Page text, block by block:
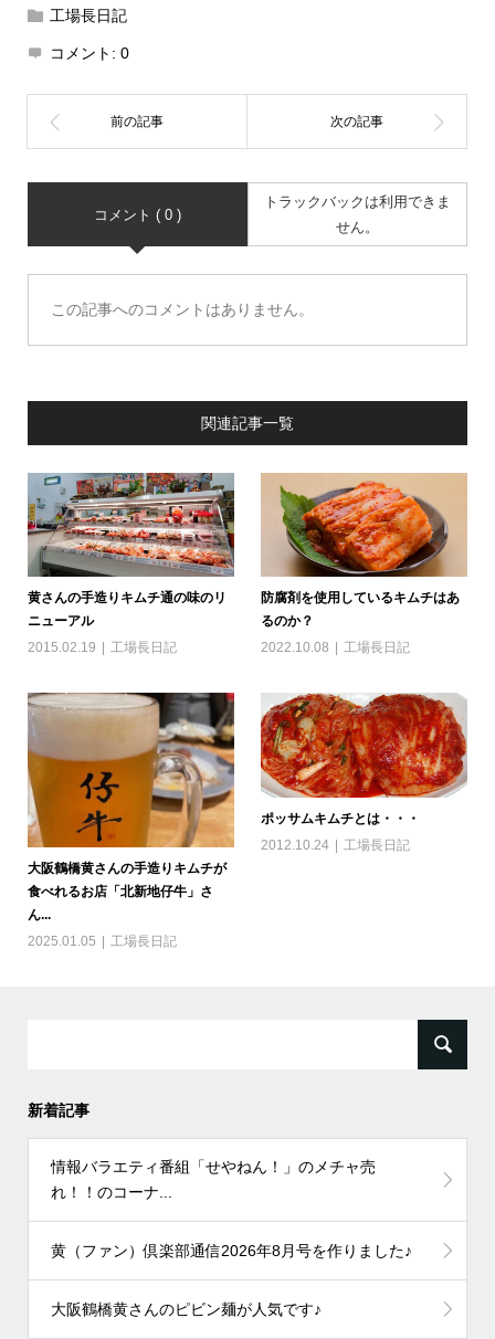
工場長日記
コメント: 0
コメント ( 0 )
トラックバックは利用できま
せん。
この記事へのコメントはありません。
関連記事一覧
黄さんの手造りキムチ通の味のリ
ニューアル
2015.02.19
工場長日記
防腐剤を使用しているキムチはあ
るのか？
2022.10.08
工場長日記
大阪鶴橋黄さんの手造りキムチが
食べれるお店「北新地仔牛」さ
ん...
2025.01.05
工場長日記
ポッサムキムチとは・・・
2012.10.24
工場長日記
新着記事
情報バラエティ番組「せやねん！」のメチャ売
れ！！のコーナ...
黄（ファン）倶楽部通信2026年8月号を作りました♪
大阪鶴橋黄さんのピビン麺が人気です♪